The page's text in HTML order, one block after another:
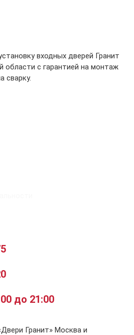
входных дверей Гранит
области с гарантией на монтаж
сварку.
до 21:00
Гранит» Москва и